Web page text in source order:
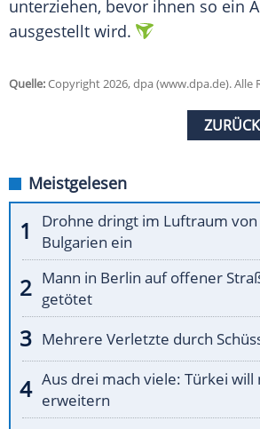
unterziehen, bevor ihnen so ein
ausgestellt wird.
Quelle:Copyright 2026, dpa (www.dpa.de). Alle
Meistgelesen
Drohne dringt im Luftraum von
Bulgarien ein
Mann in Berlin auf offener
getötet
Mehrere Verletzte durch
Aus drei mach viele: Türkei
erweitern